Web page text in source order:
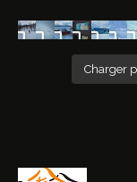
Charger